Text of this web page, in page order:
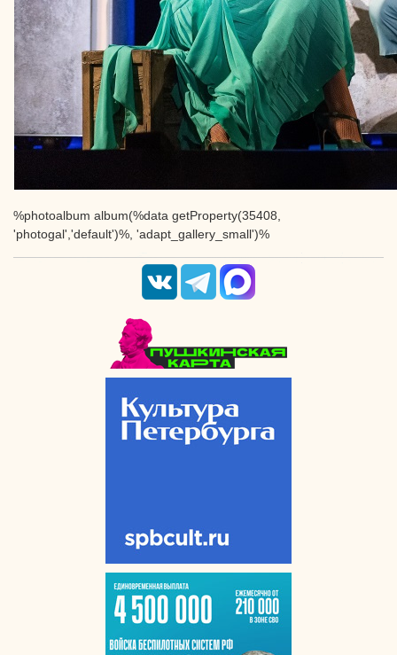
%photoalbum album(%data getProperty(35408,
'photogal','default')%, 'adapt_gallery_small')%